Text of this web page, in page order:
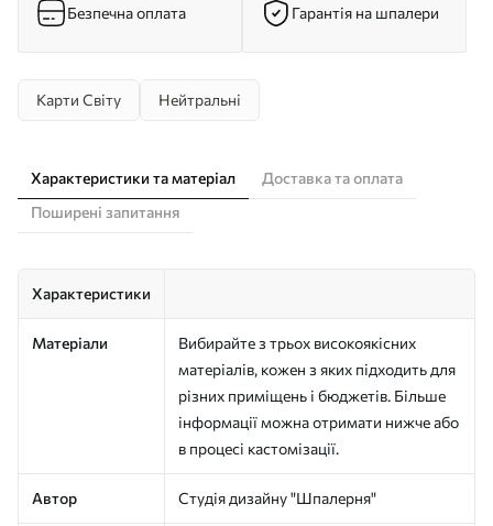
Безпечна оплата Гарантія на шпалери
Карти Світу Нейтральні
Характеристики та матеріал
Доставка та оплата
Поширені запитання
Характеристики
Матеріали
Вибирайте з трьох високоякісних
матеріалів, кожен з яких підходить для
різних приміщень і бюджетів. Більше
інформації можна отримати нижче або
в процесі кастомізації.
Автор Студія дизайну "Шпалерня"